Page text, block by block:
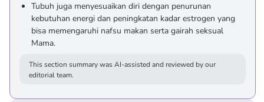
Tubuh juga menyesuaikan diri dengan penurunan
kebutuhan energi dan peningkatan kadar estrogen yang
bisa memengaruhi nafsu makan serta gairah seksual
Mama.
This section summary was AI-assisted and reviewed by our
editorial team.